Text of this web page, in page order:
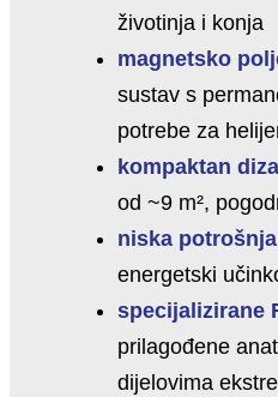
životinja i konja
magnetsko
sustav s
potrebe za
kompaktan
od ~9 m²,
niska
energetski
specijalizirane
prilagođene
dijelovima